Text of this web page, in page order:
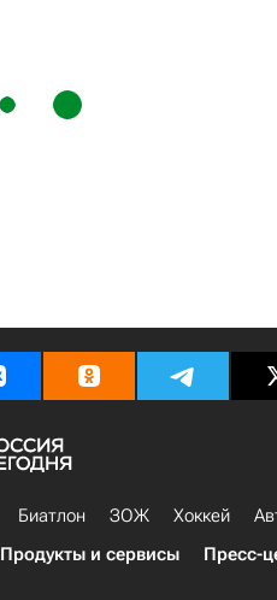
Биатлон ЗОЖ Хоккей
Продукты и сервисы Пресс-